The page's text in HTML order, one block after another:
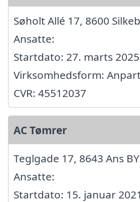
Søholt Allé 17, 8600
Ansatte:
Startdato: 27. marts
Virksomhedsform:
CVR: 45512037
AC Tømrer
Teglgade 17, 8643 Ans BY
Ansatte:
Startdato: 15. januar